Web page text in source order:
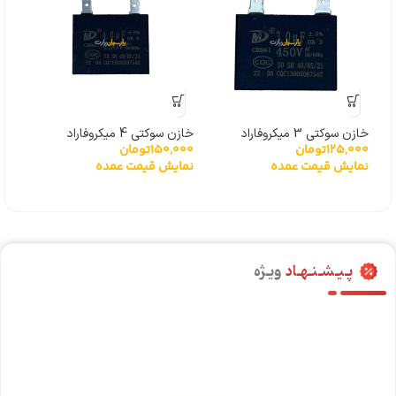
خازن سوکتی 3 میکروفاراد
125,000تومان
نمایش قیمت عمده
خازن سوکتی 4 میکروفاراد
150,000تومان
نمایش قیمت عمده
پـیـشـنـهـادویـژه